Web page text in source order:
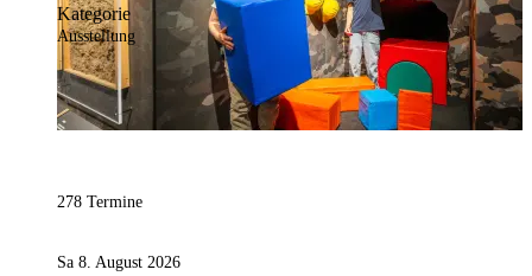
Kategorie
Ausstellung
278 Termine
Sa 8. August 2026